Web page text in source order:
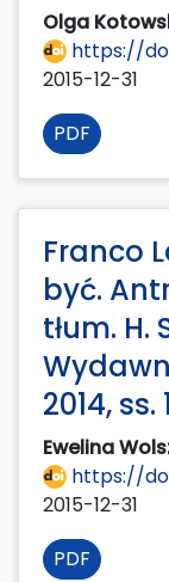
Olga
https://
2015-12-31
PDF
Franco
być.
tłum. H.
2014, ss.
Ewelina
https://
2015-12-31
PDF